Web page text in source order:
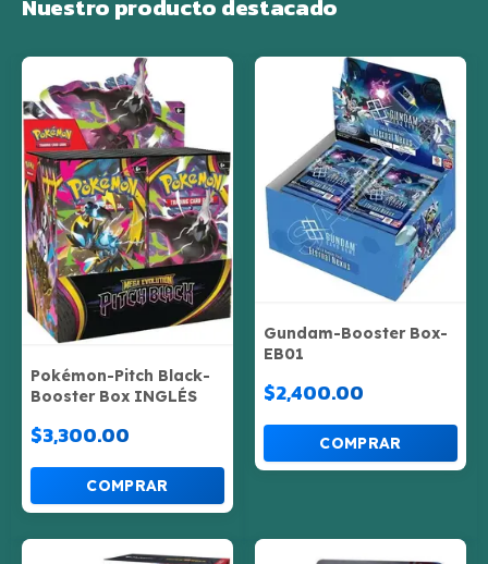
Nuestro producto destacado
Pokémon-Pitch Black-
Booster Box INGLÉS
$3,300.00
Gundam-Booster Box-
EB01
$2,400.00